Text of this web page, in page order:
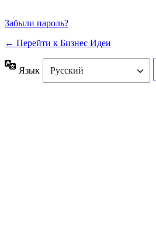
Забыли пароль?
← Перейти к Бизнес Идеи
Язык